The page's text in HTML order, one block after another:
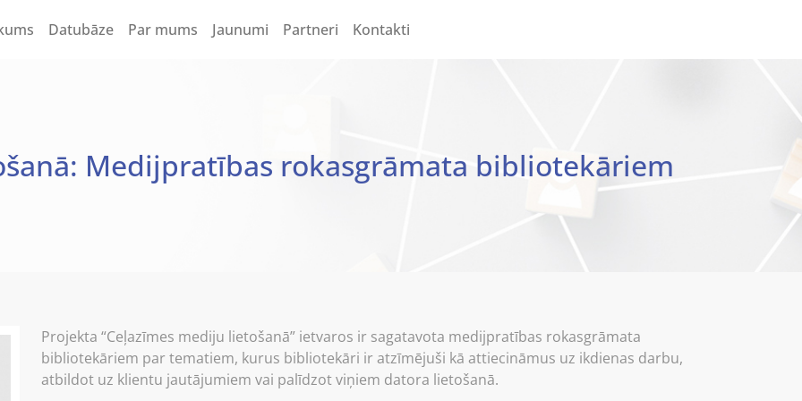
Datubāze Par mums Jaunumi Partneri Kontakti
Medijpratības rokasgrāmata bibliotekāriem
Projekta “Ceļazīmes mediju lietošanā” ietvaros ir sagatavota medijpratības rokasgrāmata
bibliotekāriem par tematiem, kurus bibliotekāri ir atzīmējuši kā attiecināmus uz ikdienas darbu,
atbildot uz klientu jautājumiem vai palīdzot viņiem datora lietošanā.